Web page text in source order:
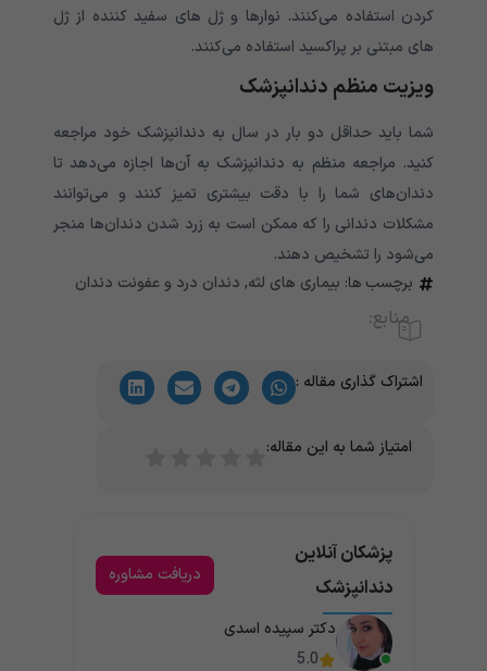
کردن استفاده می‌کنند. نوارها و ژل های سفید کننده از ژل
های مبتنی بر پراکسید استفاده می‌‌‌‌‌‌‌‌‌‌‌‌‌کنند.
ویزیت منظم دندانپزشک
شما باید حداقل دو بار در سال به دندانپزشک خود مراجعه
کنید. مراجعه منظم به دندانپزشک به آن‌ها اجازه می‌دهد تا
دندان‌های شما را با دقت بیشتری تمیز کنند و می‌توانند
مشکلات دندانی را که ممکن است به زرد شدن دندان‌ها منجر
می‌شود را تشخیص دهند.
برچسب ها: بیماری های لثه, دندان درد و عفونت دندان
منابع:
اشتراک گذاری مقاله :
امتیاز شما به این مقاله:
پزشکان آنلاین
دندانپزشک
دریافت مشاوره
دکتر سپیده اسدی
5.0